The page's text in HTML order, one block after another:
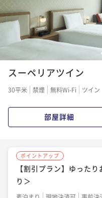
シンプルステイ＜朝食付
朝食付き 現地決済可 事前決
【連泊割】ワーケーショ
お得にステイ＜素泊り＞
素泊まり
スーペリアツイン
30平米 禁煙 無料Wi-Fi ツイン
部屋詳細
ポイントアップ
【割引プラン】ゆった
り＞